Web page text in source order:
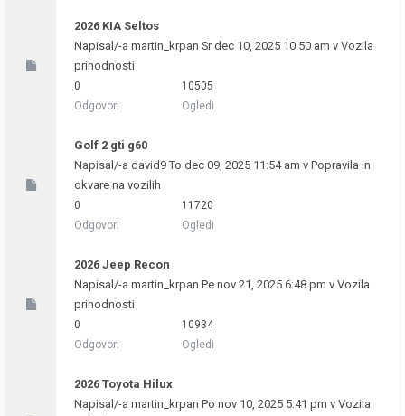
2026 KIA Seltos
Napisal/-a martin_krpan Sr dec 10, 2025 10:50 am v Vozila
prihodnosti
0
Odgovori
10505
Ogledi
Golf 2 gti g60
Napisal/-a david9To dec 09, 2025 11:54 am v Popravila in
okvare na vozilih
0
Odgovori
11720
Ogledi
2026 Jeep Recon
Napisal/-a martin_krpan Pe nov 21, 2025 6:48 pm v Vozila
prihodnosti
0
Odgovori
10934
Ogledi
2026 Toyota Hilux
Napisal/-a martin_krpan Po nov 10, 2025 5:41 pm v Vozila